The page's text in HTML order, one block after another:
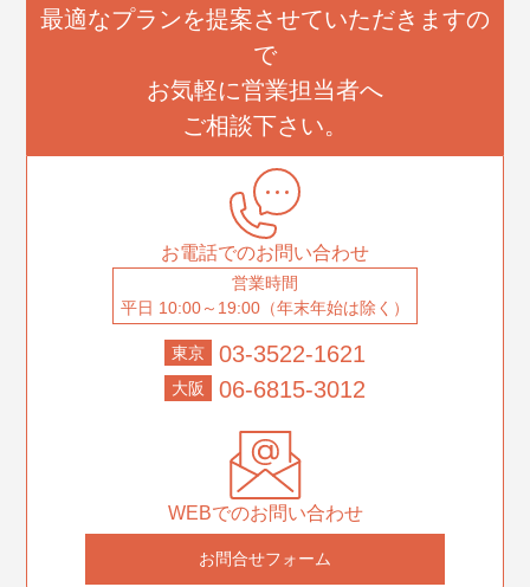
最適なプランを提案させていただきますの
で
お気軽に営業担当者へ
ご相談下さい。
お電話でのお問い合わせ
営業時間
平日 10:00～19:00（年末年始は除く）
東京 03-3522-1621
大阪 06-6815-3012
WEBでのお問い合わせ
お問合せフォーム